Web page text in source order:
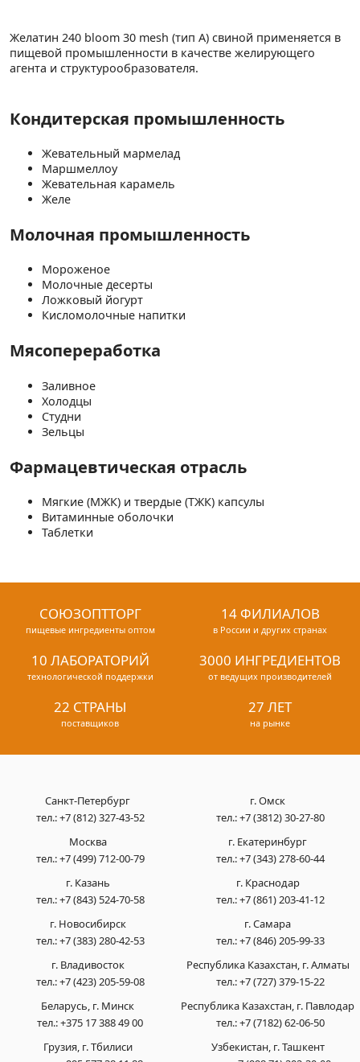
Желатин 240 bloom 30 mesh (тип А) свиной применяется в
пищевой промышленности в качестве желирующего
агента и структурообразователя.
Кондитерская промышленность
Жевательный мармелад
Маршмеллоу
Жевательная карамель
Желе
Молочная промышленность
Мороженое
Молочные десерты
Ложковый йогурт
Кисломолочные напитки
Мясопереработка
Заливное
Холодцы
Студни
Зельцы
Фармацевтическая отрасль
Мягкие (МЖК) и твердые (ТЖК) капсулы
Витаминные оболочки
Таблетки
СОЮЗОПТТОРГ
пищевые ингредиенты оптом
14 ФИЛИАЛОВ
в России и других странах
10 ЛАБОРАТОРИЙ
технологической поддержки
3000 ИНГРЕДИЕНТОВ
от ведущих производителей
22 СТРАНЫ
поставщиков
27 ЛЕТ
на рынке
Санкт-Петербург
тел.:+7 (812) 327-43-52
Москва
тел.:+7 (499) 712-00-79
г. Казань
тел.:+7 (843) 524-70-58
г. Новосибирск
тел.:+7 (383) 280-42-53
г. Омск
тел.:+7 (3812) 30-27-80
г. Екатеринбург
тел.:+7 (343) 278-60-44
г. Краснодар
тел.:+7 (861) 203-41-12
г. Самара
тел.:+7 (846) 205-99-33
г. Владивосток
тел.:+7 (423) 205-59-08
Беларусь, г. Минск
тел.:+375 17 388 49 00
Грузия, г. Тбилиси
Республика Казахстан, г. Алматы
тел.:+7 (727) 379-15-22
Республика Казахстан, г. Павлодар
тел.:+7 (7182) 62-06-50
Узбекистан, г. Ташкент